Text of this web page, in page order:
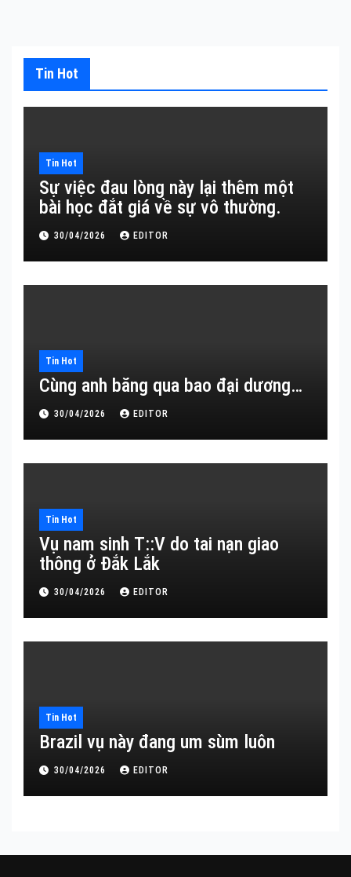
Tin Hot
Tin Hot
Sự việc đau lòng này lại thêm một
bài học đắt giá về sự vô thường.
30/04/2026 EDITOR
Tin Hot
Cùng anh băng qua bao đại dương…
30/04/2026 EDITOR
Tin Hot
Vụ nam sinh T::V do tai nạn giao
thông ở Đắk Lắk
30/04/2026 EDITOR
Tin Hot
Brazil vụ này đang um sùm luôn
30/04/2026 EDITOR